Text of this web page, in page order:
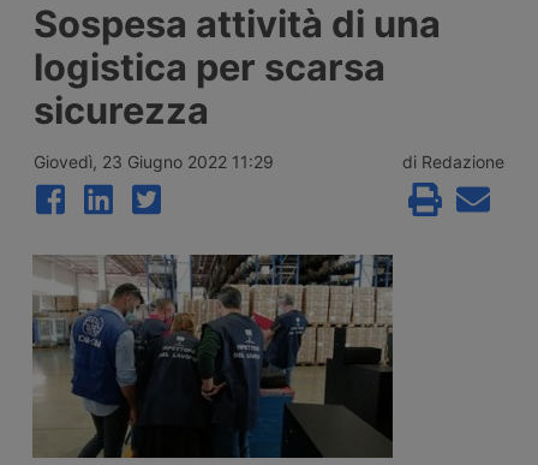
attività europee dopo l’uscita di tre dirigenti
senior, mentre Londra e Anversa registrano
volumi record e il gruppo prosegue gli
investimenti tra Svizzera, Golfo, Siria e
Regno Unito.
Sospesa attività di una
logistica per scarsa
sicurezza
Giovedì, 23 Giugno 2022 11:29 di Redazione